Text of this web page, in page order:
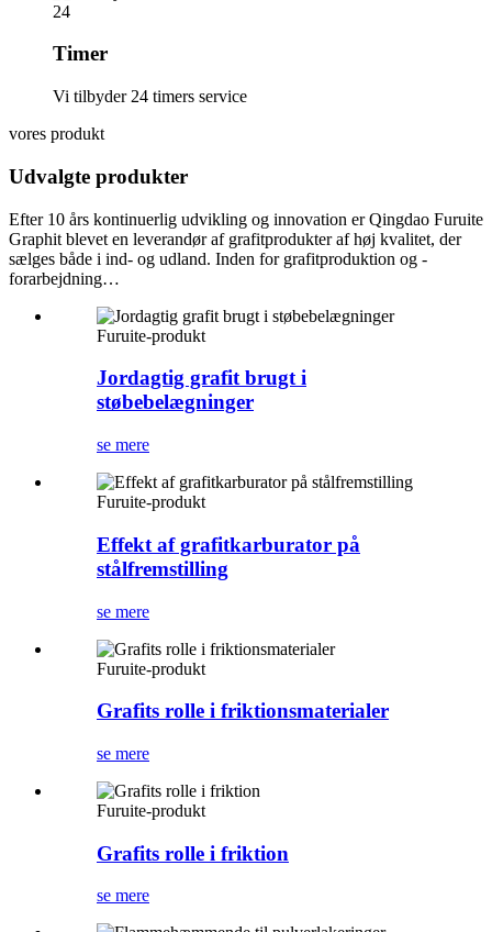
24
Timer
Vi tilbyder 24 timers service
vores produkt
Udvalgte produkter
Efter 10 års kontinuerlig udvikling og innovation er Qingdao Furuite
Graphit blevet en leverandør af grafitprodukter af høj kvalitet, der
sælges både i ind- og udland. Inden for grafitproduktion og -
forarbejdning…
Furuite-produkt
Jordagtig grafit brugt i
støbebelægninger
se mere
Furuite-produkt
Effekt af grafitkarburator på
stålfremstilling
se mere
Furuite-produkt
Grafits rolle i friktionsmaterialer
se mere
Furuite-produkt
Grafits rolle i friktion
se mere